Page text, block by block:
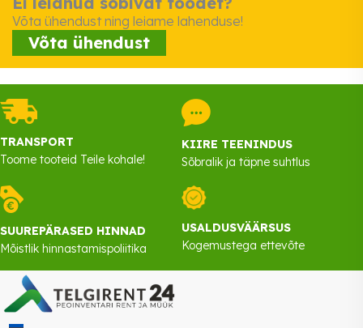
Võta ühendust ning leiame lahenduse!
Võta ühendust
TRANSPORT
Toome tooteid Teile kohale!
KIIRE TEENINDUS
Sõbralik ja täpne suhtlus
SUUREPÄRASED HINNAD
Mõistlik hinnastamispoliitika
USALDUSVÄÄRSUS
Kogemustega ettevõte